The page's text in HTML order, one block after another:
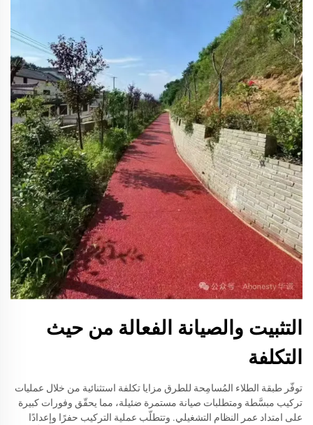
التثبيت والصيانة الفعالة من حيث
التكلفة
توفّر طبقة الطلاء المُسامِحة للطرق مزايا تكلفة استثنائية من خلال عمليات
تركيب مبسَّطة ومتطلبات صيانة مستمرة ضئيلة، مما يحقّق وفورات كبيرة
على امتداد عمر النظام التشغيلي. وتتطلّب عملية التركيب حفرًا وإعدادًا